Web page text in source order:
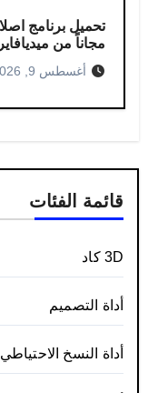
مجاناً من ميديافاير 2026
أغسطس 9, 2026
قائمة الفئات
3D كاد
أداة التصميم
أداة النسخ الاحتياطي